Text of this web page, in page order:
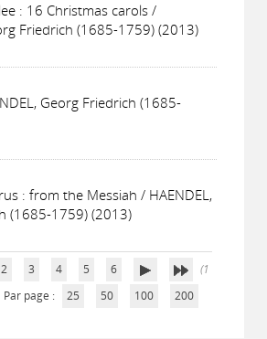
: 16 Christmas carols /
Friedrich (1685-1759) (2013)
Georg Friedrich (1685-
: from the Messiah / HAENDEL,
(1685-1759) (2013)
2 3 4 5 6
(1
Par page : 25 50 100 200